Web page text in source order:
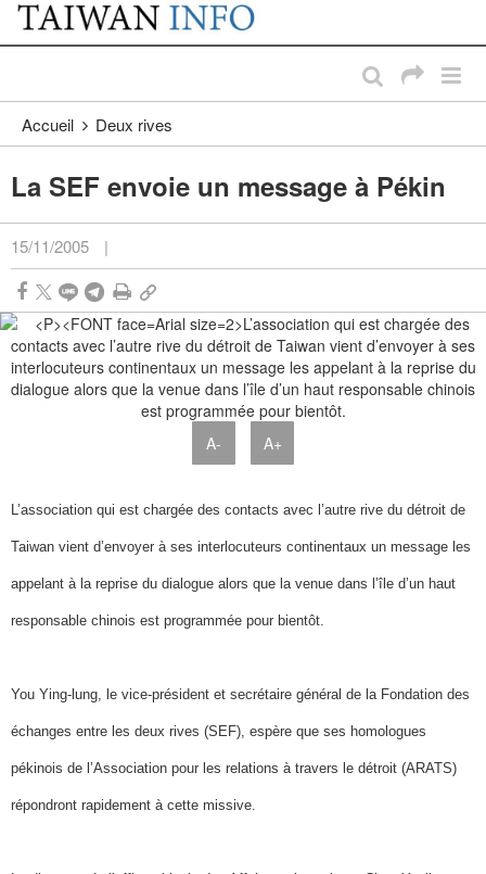
Passer au contenu principal
:::
Accueil Deux rives
La SEF envoie un message à Pékin
15/11/2005 |
A- A+
L’association qui est chargée des contacts avec l’autre rive du détroit de
Taiwan vient d’envoyer à ses interlocuteurs continentaux un message les
appelant à la reprise du dialogue alors que la venue dans l’île d’un haut
responsable chinois est programmée pour bientôt.
You Ying-lung, le vice-président et secrétaire général de la Fondation des
échanges entre les deux rives (SEF), espère que ses homologues
pékinois de l’Association pour les relations à travers le détroit (ARATS)
répondront rapidement à cette missive.